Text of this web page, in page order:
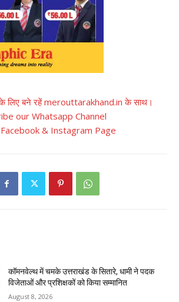
लिए बने रहें merouttarakhand.in के साथ।
our Whatsapp Channel
& Instagram Page
कॉमनवेल्थ में चमके उत्तराखंड के सितारे, धामी ने पदक
विजेताओं और प्रशिक्षकों को किया सम्मानित
August 8, 2026